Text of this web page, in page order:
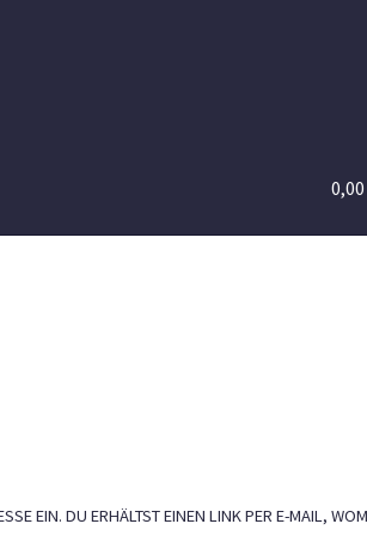
0,00
EIN. DU ERHÄLTST EINEN LINK PER E-MAIL,